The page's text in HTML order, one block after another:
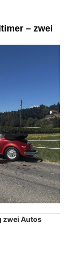
– zwei
zwei Autos